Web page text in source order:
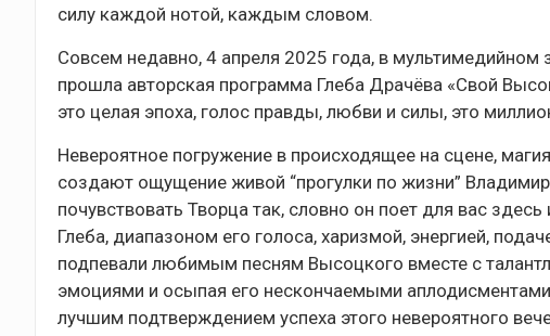
силу каждой нотой, каждым словом.
Совсем недавно, 4 апреля 2025 года, в
прошла авторская программа Глеба Драчёва «Свой
это целая эпоха, голос правды, любви и силы, это
Невероятное погружение в происходящее на сцене,
создают ощущение живой “прогулки по жизни”
почувствовать Творца так, словно он поет для вас
Глеба, диапазоном его голоса, харизмой, энергией,
подпевали любимым песням Высоцкого вместе с
эмоциями и осыпая его нескончаемыми
лучшим подтверждением успеха этого невероятного